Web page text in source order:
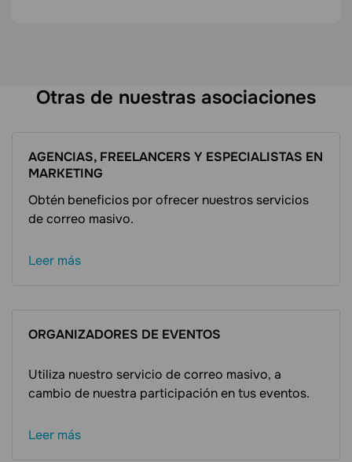
Otras de nuestras asociaciones
AGENCIAS, FREELANCERS Y ESPECIALISTAS EN
MARKETING
Obtén beneficios por ofrecer nuestros servicios
de correo masivo.
Leer más
ORGANIZADORES DE EVENTOS
Utiliza nuestro servicio de correo masivo, a
cambio de nuestra participación en tus eventos.
Leer más